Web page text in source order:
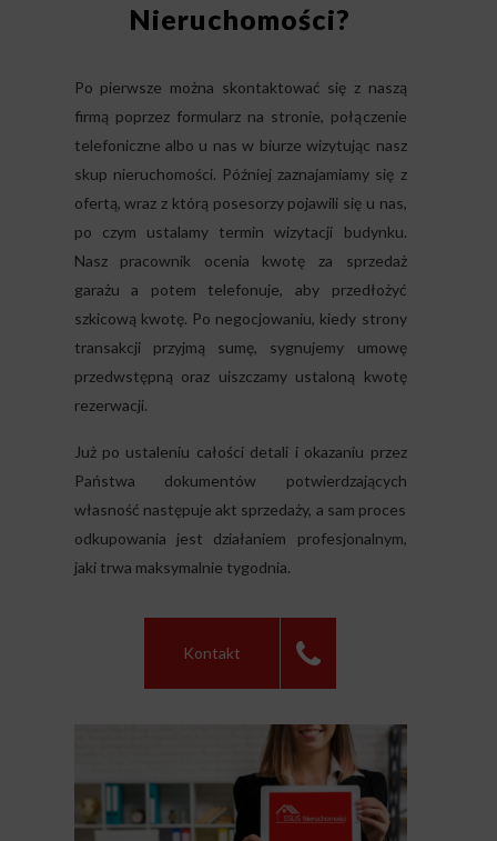
Nieruchomości?
Po pierwsze można skontaktować się z naszą
firmą poprzez formularz na stronie, połączenie
telefoniczne albo u nas w biurze wizytując nasz
skup nieruchomości. Później zaznajamiamy się z
ofertą, wraz z którą posesorzy pojawili się u nas,
po czym ustalamy termin wizytacji budynku.
Nasz pracownik ocenia kwotę za sprzedaż
garażu a potem telefonuje, aby przedłożyć
szkicową kwotę. Po negocjowaniu, kiedy strony
transakcji przyjmą sumę, sygnujemy umowę
przedwstępną oraz uiszczamy ustaloną kwotę
rezerwacji.
Już po ustaleniu całości detali i okazaniu przez
Państwa dokumentów potwierdzających
własność następuje akt sprzedaży, a sam proces
odkupowania jest działaniem profesjonalnym,
jaki trwa maksymalnie tygodnia.
Kontakt